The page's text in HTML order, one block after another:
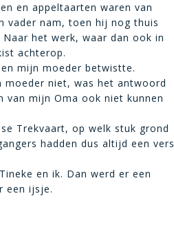
en appeltaarten waren van
vader nam, toen hij nog thuis
het werk, waar dan ook in
achterop.
mijn moeder betwistte.
niet, was het antwoord
van mijn Oma ook niet kunnen
Trekvaart, op welk stuk grond
hadden dus altijd een vers
en ik. Dan werd er een
een ijsje.